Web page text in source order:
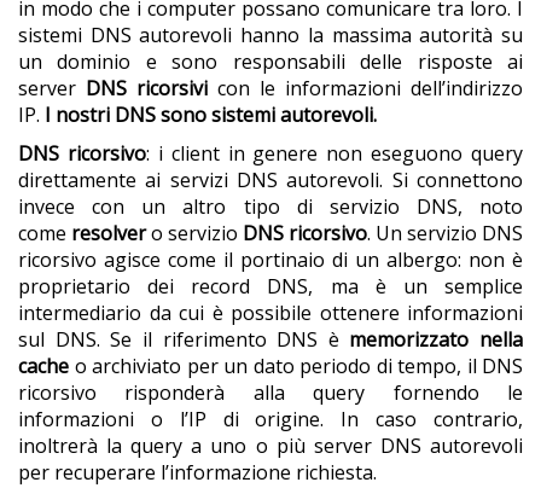
in modo che i computer possano comunicare tra loro. I
sistemi DNS autorevoli hanno la massima autorità su
un dominio e sono responsabili delle risposte ai
server DNS ricorsivi con le informazioni dell’indirizzo
IP. I nostri DNS sono sistemi autorevoli.
DNS ricorsivo: i client in genere non eseguono query
direttamente ai servizi DNS autorevoli. Si connettono
invece con un altro tipo di servizio DNS, noto
come resolvero servizio DNS ricorsivo. Un servizio DNS
ricorsivo agisce come il portinaio di un albergo: non è
proprietario dei record DNS, ma è un semplice
intermediario da cui è possibile ottenere informazioni
sul DNS. Se il riferimento DNS è memorizzato nella
cache o archiviato per un dato periodo di tempo, il DNS
ricorsivo risponderà alla query fornendo le
informazioni o l’IP di origine. In caso contrario,
inoltrerà la query a uno o più server DNS autorevoli
per recuperare l’informazione richiesta.